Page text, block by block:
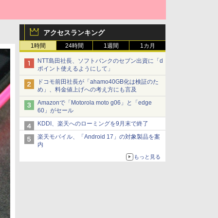
アクセスランキング
1時間 24時間 1週間 1カ月
NTT島田社長、ソフトバンクのセブン出資に「d
ポイント使えるようにして」
ドコモ前田社長が「ahamo40GB化は検証のた
め」、料金値上げへの考え方にも言及
Amazonで「Motorola moto g06」と「edge
60」がセール
KDDI、楽天へのローミングを9月末で終了
楽天モバイル、「Android 17」の対象製品を案
内
もっと見る